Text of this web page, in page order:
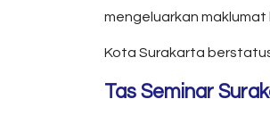
mengeluarkan
Kota Surakarta
Tas Seminar